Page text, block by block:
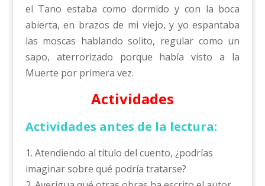
el Tano estaba como dormido y con la boca
abierta, en brazos de mi viejo, y yo espantaba
las moscas hablando solito, regular como un
sapo, aterrorizado porque había visto a la
Muerte por primera vez.
Actividades
Actividades antes de la lectura:
1. Atendiendo al título del cuento, ¿podrías
imaginar sobre qué podría tratarse?